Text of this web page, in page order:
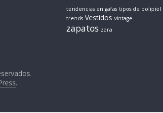
tendencias en gafas tipos de polipiel
trends Vestidos vintage
zapatos zara
.